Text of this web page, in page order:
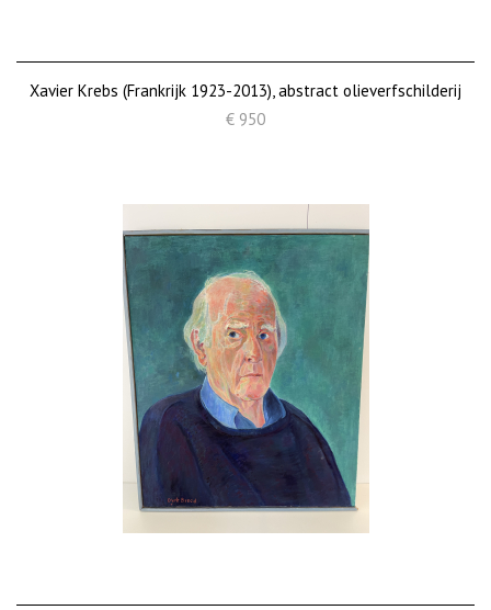
Xavier Krebs (Frankrijk 1923-2013), abstract olieverfschilderij
€ 950